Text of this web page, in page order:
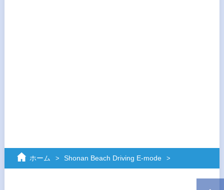
ホーム Shonan Beach Driving E-mode